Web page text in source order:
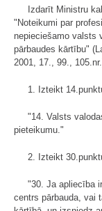
Izdarīt Ministru
"Noteikumi par
nepieciešamo valsts
pārbaudes kārtību"
2001, 17., 99.,
1. Izteikt
"14. Valsts
pieteikumu."
2. Izteikt
"30. Ja apliecība
centrs pārbauda, vai